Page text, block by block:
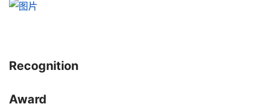
Recognition
Award